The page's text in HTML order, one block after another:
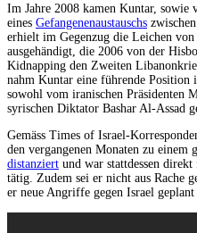
Im Jahre 2008 kamen Kuntar,
eines Gefangenenaustauschs
erhielt im Gegenzug die Leichen
ausgehändigt, die 2006 von der
Kidnapping den Zweiten
nahm Kuntar eine führende
sowohl vom iranischen Präsidenten
syrischen Diktator Bashar Al-Assad
Gemäss Times of Israel-
den vergangenen Monaten zu einem
distanziert und war stattdessen
tätig. Zudem sei er nicht aus Rache
er neue Angriffe gegen Israel geplant